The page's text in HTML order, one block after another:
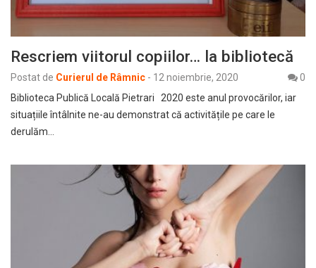
Rescriem viitorul copiilor… la bibliotecă
Postat de Curierul de Râmnic - 12 noiembrie, 2020
0
Biblioteca Publică Locală Pietrari 2020 este anul provocărilor, iar
situațiile întâlnite ne-au demonstrat că activitățile pe care le
derulăm…